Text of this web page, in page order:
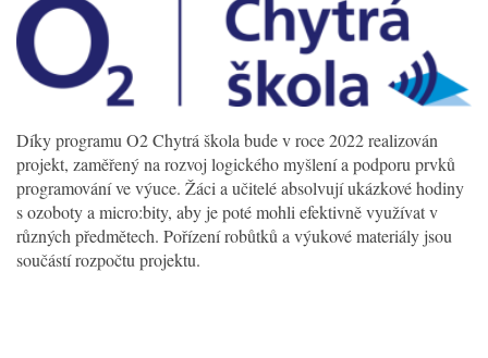
Díky programu O2 Chytrá škola bude v roce 2022 realizován
projekt, zaměřený na rozvoj logického myšlení a podporu prvků
programování ve výuce. Žáci a učitelé absolvují ukázkové hodiny
s ozoboty a micro:bity, aby je poté mohli efektivně využívat v
různých předmětech. Pořízení robůtků a výukové materiály jsou
součástí rozpočtu projektu.